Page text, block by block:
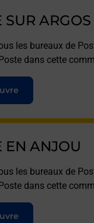
SUR ARGOS
les bureaux de
dans cette
EN ANJOU
les bureaux de
dans cette